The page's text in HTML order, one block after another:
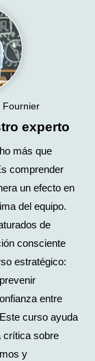
Fournier
experto
más que
comprender
un efecto en
del equipo.
de
consciente
estratégico:
entre
curso ayuda
crítica sobre
y